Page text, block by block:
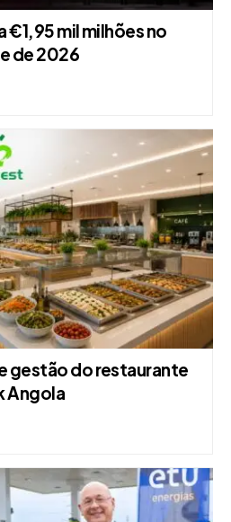
€1,95 mil milhões no
de 2026
gestão do restaurante
Angola